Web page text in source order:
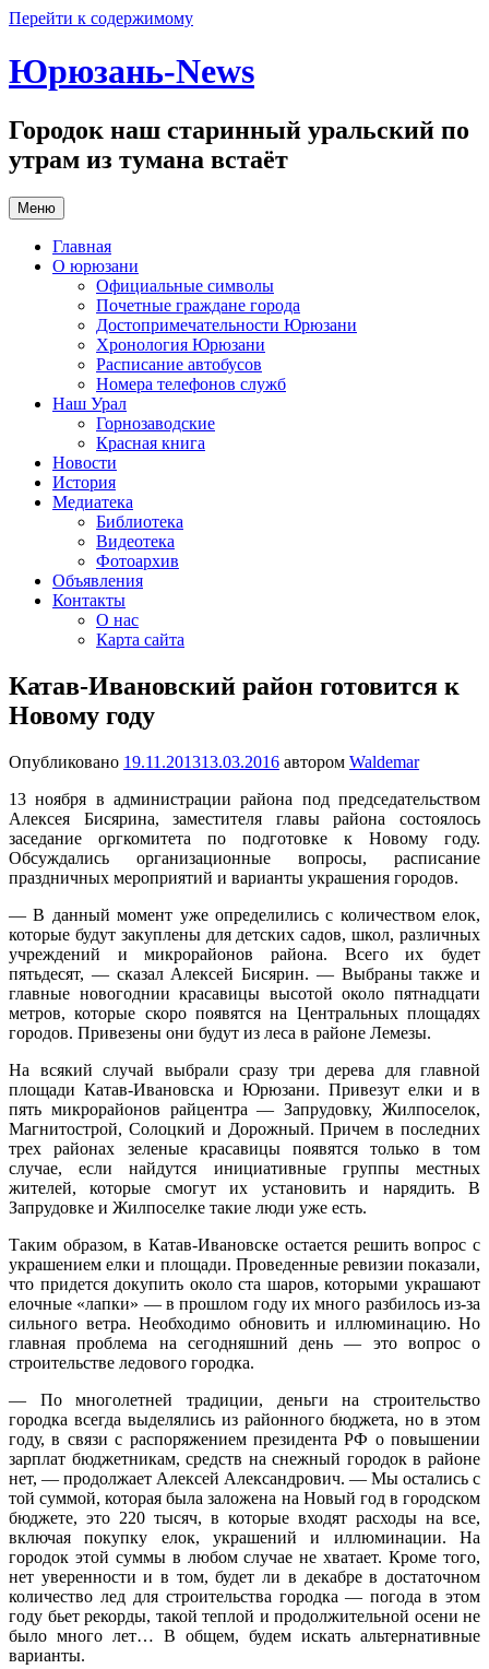
Перейти к содержимому
Юрюзань-News
Городок наш старинный уральский по
утрам из тумана встаёт
Меню
Главная
О юрюзани
Официальные символы
Почетные граждане города
Достопримечательности Юрюзани
Хронология Юрюзани
Расписание автобусов
Номера телефонов служб
Наш Урал
Горнозаводские
Красная книга
Новости
История
Медиатека
Библиотека
Видеотека
Фотоархив
Объявления
Контакты
О нас
Карта сайта
Катав-Ивановский район готовится к
Новому году
Опубликовано 19.11.201313.03.2016 автором Waldemar
13 ноября в администрации района под председательством
Алексея Бисярина, заместителя главы района состоялось
заседание оргкомитета по подготовке к Новому году.
Обсуждались организационные вопросы, расписание
праздничных мероприятий и варианты украшения городов.
— В данный момент уже определились с количеством елок,
которые будут закуплены для детских садов, школ, различных
учреждений и микрорайонов района. Всего их будет
пятьдесят, — сказал Алексей Бисярин. — Выбраны также и
главные новогоднии красавицы высотой около пятнадцати
метров, которые скоро появятся на Центральных площадях
городов. Привезены они будут из леса в районе Лемезы.
На всякий случай выбрали сразу три дерева для главной
площади Катав-Ивановска и Юрюзани. Привезут елки и в
пять микрорайонов райцентра — Запрудовку, Жилпоселок,
Магнитострой, Солоцкий и Дорожный. Причем в последних
трех районах зеленые красавицы появятся только в том
случае, если найдутся инициативные группы местных
жителей, которые смогут их установить и нарядить. В
Запрудовке и Жилпоселке такие люди уже есть.
Таким образом, в Катав-Ивановске остается решить вопрос с
украшением елки и площади. Проведенные ревизии показали,
что придется докупить около ста шаров, которыми украшают
елочные «лапки» — в прошлом году их много разбилось из-за
сильного ветра. Необходимо обновить и иллюминацию. Но
главная проблема на сегодняшний день — это вопрос о
строительстве ледового городка.
— По многолетней традиции, деньги на строительство
городка всегда выделялись из районного бюджета, но в этом
году, в связи с распоряжением президента РФ о повышении
зарплат бюджетникам, средств на снежный городок в районе
нет, — продолжает Алексей Александрович. — Мы остались с
той суммой, которая была заложена на Новый год в городском
бюджете, это 220 тысяч, в которые входят расходы на все,
включая покупку елок, украшений и иллюминации. На
городок этой суммы в любом случае не хватает. Кроме того,
нет уверенности и в том, будет ли в декабре в достаточном
количество лед для строительства городка — погода в этом
году бьет рекорды, такой теплой и продолжительной осени не
было много лет… В общем, будем искать альтернативные
варианты.